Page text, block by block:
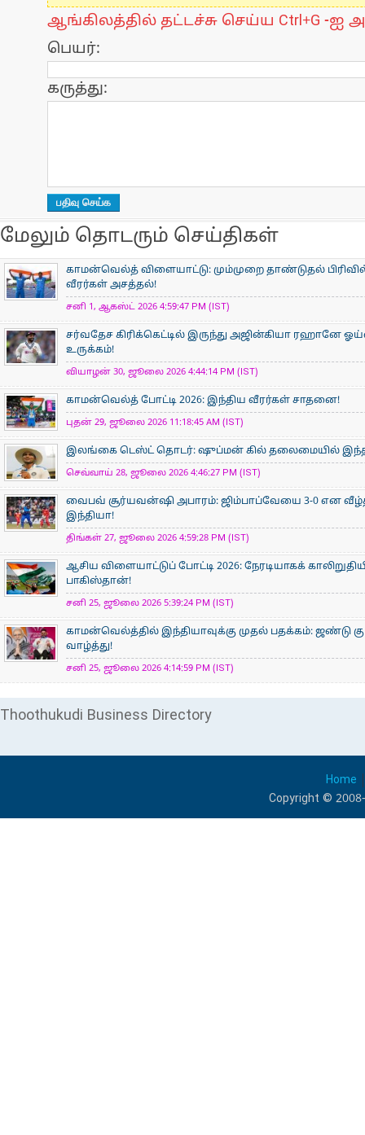
ஆங்கிலத்தில் தட்டச்சு செய்ய Ctrl+G -ஐ
பெயர்:
கருத்து:
மேலும் தொடரும் செய்திகள்
காமன்வெல்த் விளையாட்டு: மும்முறை தாண்டுதல்
வீரர்கள் அசத்தல்!
சனி 1, ஆகஸ்ட் 2026 4:59:47 PM (IST)
சர்வதேச கிரிக்கெட்டில் இருந்து அஜின்கியா ரஹானே
உருக்கம்!
வியாழன் 30, ஜூலை 2026 4:44:14 PM (IST)
காமன்வெல்த் போட்டி 2026: இந்திய வீரர்கள் சாதனை!
புதன் 29, ஜூலை 2026 11:18:45 AM (IST)
இலங்கை டெஸ்ட் தொடர்: ஷுப்மன் கில் தலைமையில் இந்திய
செவ்வாய் 28, ஜூலை 2026 4:46:27 PM (IST)
வைபவ் சூர்யவன்ஷி அபாரம்: ஜிம்பாப்வேயை 3-0 என
இந்தியா!
திங்கள் 27, ஜூலை 2026 4:59:28 PM (IST)
ஆசிய விளையாட்டுப் போட்டி 2026: நேரடியாகக்
பாகிஸ்தான்!
சனி 25, ஜூலை 2026 5:39:24 PM (IST)
காமன்வெல்த்தில் இந்தியாவுக்கு முதல் பதக்கம்: ஜண்டு
வாழ்த்து!
சனி 25, ஜூலை 2026 4:14:59 PM (IST)
Thoothukudi Business Directory
Home
Copyright ©